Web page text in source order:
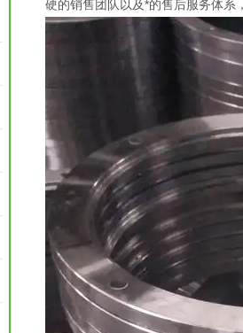
硬的销售团队以及*的售后